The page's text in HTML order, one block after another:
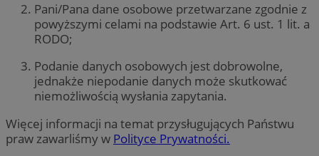
Pani/Pana dane osobowe przetwarzane zgodnie z
powyższymi celami na podstawie Art. 6 ust. 1 lit. a
RODO;
Podanie danych osobowych jest dobrowolne,
jednakże niepodanie danych może skutkować
niemożliwością wysłania zapytania.
Więcej informacji na temat przysługujących Państwu
praw zawarliśmy w Polityce Prywatności.